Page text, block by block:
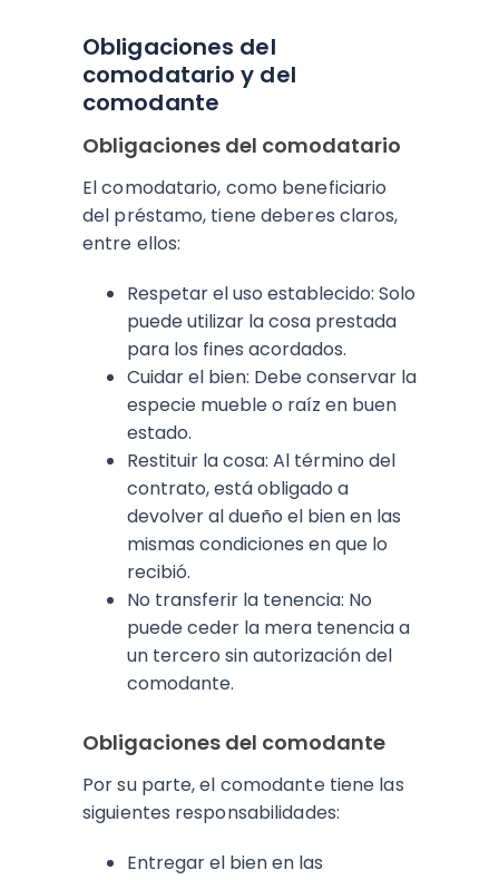
Obligaciones del
comodatario y del
comodante
Obligaciones del comodatario
El comodatario, como beneficiario
del préstamo, tiene deberes claros,
entre ellos:
Respetar el uso establecido: Solo
puede utilizar la cosa prestada
para los fines acordados.
Cuidar el bien: Debe conservar la
especie mueble o raíz en buen
estado.
Restituir la cosa: Al término del
contrato, está obligado a
devolver al dueño el bien en las
mismas condiciones en que lo
recibió.
No transferir la tenencia: No
puede ceder la mera tenencia a
un tercero sin autorización del
comodante.
Obligaciones del comodante
Por su parte, el comodante tiene las
siguientes responsabilidades:
Entregar el bien en las